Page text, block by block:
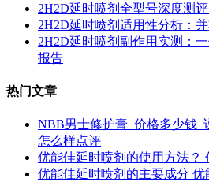
2H2D延时喷剂全型号深度测
2H2D延时喷剂适用性分析：
2H2D延时喷剂副作用实测：
报告
热门文章
NBB男士修护膏_价格多少钱_
怎么样点评
优能佳延时喷剂的使用方法？
优能佳延时喷剂的主要成分